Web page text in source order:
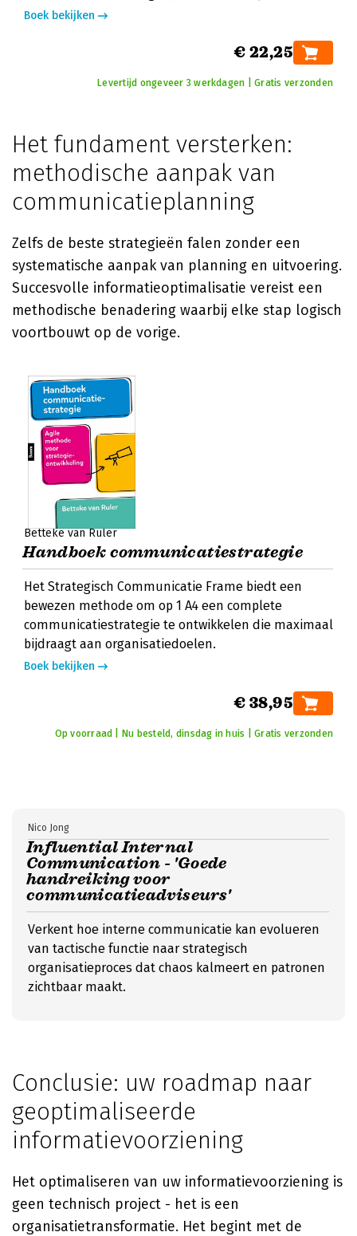
Boek bekijken
€ 22,25
Levertijd ongeveer 3 werkdagen | Gratis verzonden
Het fundament versterken:
methodische aanpak van
communicatieplanning
Zelfs de beste strategieën falen zonder een
systematische aanpak van planning en uitvoering.
Succesvolle informatieoptimalisatie vereist een
methodische benadering waarbij elke stap logisch
voortbouwt op de vorige.
Betteke van Ruler
Handboek communicatiestrategie
Het Strategisch Communicatie Frame biedt een
bewezen methode om op 1 A4 een complete
communicatiestrategie te ontwikkelen die maximaal
bijdraagt aan organisatiedoelen.
Boek bekijken
€ 38,95
Op voorraad | Nu besteld, dinsdag in huis | Gratis verzonden
Influential Internal
Communication - 'Goede
handreiking voor
communicatieadviseurs'
Nico Jong
Verkent hoe interne communicatie kan evolueren
van tactische functie naar strategisch
organisatieproces dat chaos kalmeert en patronen
zichtbaar maakt.
Conclusie: uw roadmap naar
geoptimaliseerde
informatievoorziening
Het optimaliseren van uw informatievoorziening is
geen technisch project - het is een
organisatietransformatie. Het begint met de